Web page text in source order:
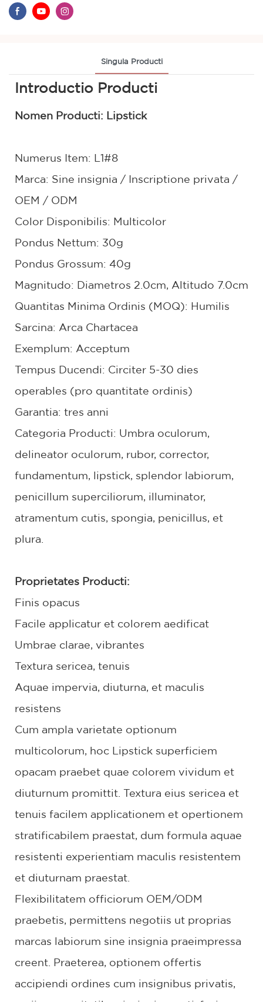
Singula Producti
Introductio Producti
Nomen Producti: Lipstick
Numerus Item: L1#8
Marca: Sine insignia / Inscriptione privata /
OEM / ODM
Color Disponibilis: Multicolor
Pondus Nettum: 30g
Pondus Grossum: 40g
Magnitudo: Diametros 2.0cm, Altitudo 7.0cm
Quantitas Minima Ordinis (MOQ): Humilis
Sarcina: Arca Chartacea
Exemplum: Acceptum
Tempus Ducendi: Circiter 5-30 dies
operables (pro quantitate ordinis)
Garantia: tres anni
Categoria Producti: Umbra oculorum,
delineator oculorum, rubor, corrector,
fundamentum, lipstick, splendor labiorum,
penicillum superciliorum, illuminator,
atramentum cutis, spongia, penicillus, et
plura.
Proprietates Producti:
Finis opacus
Facile applicatur et colorem aedificat
Umbrae clarae, vibrantes
Textura sericea, tenuis
Aquae impervia, diuturna, et maculis
resistens
Cum ampla varietate optionum
multicolorum, hoc Lipstick superficiem
opacam praebet quae colorem vividum et
diuturnum promittit. Textura eius sericea et
tenuis facilem applicationem et opertionem
stratificabilem praestat, dum formula aquae
resistenti experientiam maculis resistentem
et diuturnam praestat.
Flexibilitatem officiorum OEM/ODM
praebetis, permittens negotiis ut proprias
marcas labiorum sine insignia praeimpressa
creent. Praeterea, optionem offertis
accipiendi ordines cum insignibus privatis,